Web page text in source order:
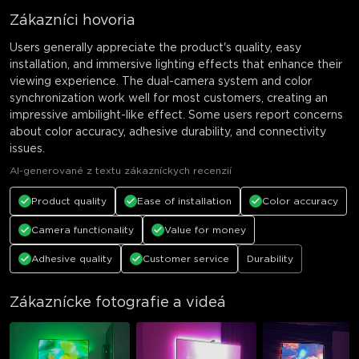
Zákazníci hovoria
Users generally appreciate the product's quality, easy
installation, and immersive lighting effects that enhance their
viewing experience. The dual-camera system and color
synchronization work well for most customers, creating an
impressive ambilight-like effect. Some users report concerns
about color accuracy, adhesive durability, and connectivity
issues.
AI-generované z textu zákazníckych recenzií
Product quality Ease of installation Color accuracy
Camera functionality Value for money
Adhesive quality Customer service Durability
Zákaznícke fotografie a videá